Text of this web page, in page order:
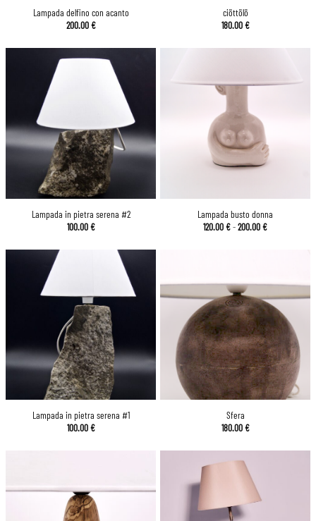
Lampada delfino con acanto
200.00€
ciöttölö
180.00€
Lampada in pietra serena #2
100.00€
Lampada busto donna
120.00€-200.00€Fascia
200.00 €
Lampada in pietra serena #1
100.00€
Sfera
180.00€